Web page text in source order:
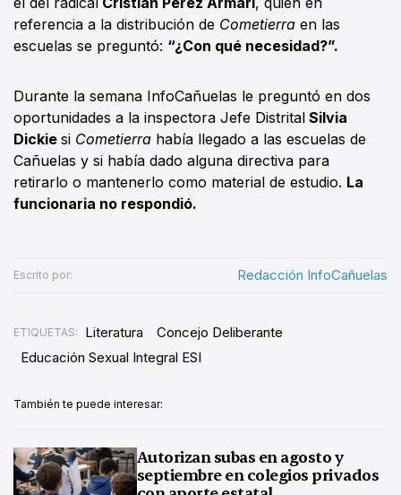
referencia a la distribución de Cometierra en las
escuelas se preguntó: “¿Con qué necesidad?”.
Durante la semana InfoCañuelas le preguntó en dos
oportunidades a la inspectora Jefe Distrital Silvia
Dickie si Cometierra había llegado a las escuelas de
Cañuelas y si había dado alguna directiva para
retirarlo o mantenerlo como material de estudio. La
funcionaria no respondió.
Escrito por: Redacción InfoCañuelas
ETIQUETAS: Literatura
Concejo Deliberante
Educación Sexual Integral ESI
También te puede interesar:
Autorizan subas en agosto y
septiembre en colegios privados